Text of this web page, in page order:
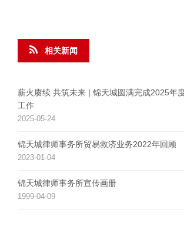
相关新闻
薪火赓续 共筑未来 | 锦天城圆满完成2025年
工作
2025-05-24
锦天城律师事务所贸易救济业务2022年回顾
2023-01-04
锦天城律师事务所宣传画册
1999-04-09